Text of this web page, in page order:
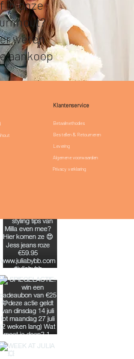
in onze
weten
aankoop
Klantenservice
Betaalmethodes
Bestellen & Retourneren
Levering
Algemene voorwaarden
Privacy verklaring